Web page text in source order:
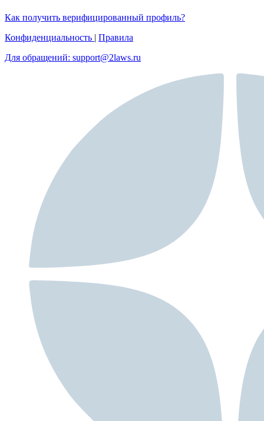
Как получить верифицированный профиль?
Конфиденциальность | Правила
Для обращений: support@2laws.ru